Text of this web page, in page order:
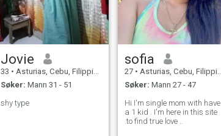
Jovie
33 • Asturias, Cebu, Filippinene
Søker: Mann 31 - 51
shy type
sofia
27 • Asturias, Cebu, Filippinene
Søker: Mann 27 - 47
Hi I'm single mom with have
a 1 kid . I'm here in this site
.to find true love ..